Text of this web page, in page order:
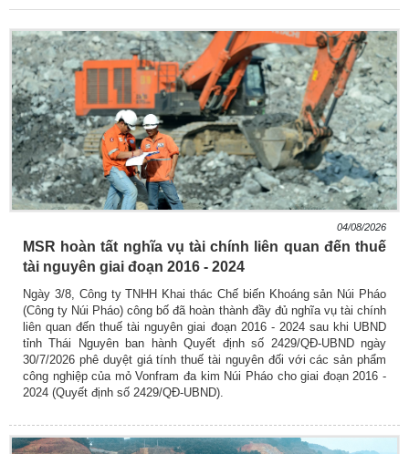
04/08/2026
MSR hoàn tất nghĩa vụ tài chính liên quan đến thuế
tài nguyên giai đoạn 2016 - 2024
Ngày 3/8, Công ty TNHH Khai thác Chế biến Khoáng sản Núi Pháo
(Công ty Núi Pháo) công bố đã hoàn thành đầy đủ nghĩa vụ tài chính
liên quan đến thuế tài nguyên giai đoạn 2016 - 2024 sau khi UBND
tỉnh Thái Nguyên ban hành Quyết định số 2429/QĐ-UBND ngày
30/7/2026 phê duyệt giá tính thuế tài nguyên đối với các sản phẩm
công nghiệp của mỏ Vonfram đa kim Núi Pháo cho giai đoạn 2016 -
2024 (Quyết định số 2429/QĐ-UBND).